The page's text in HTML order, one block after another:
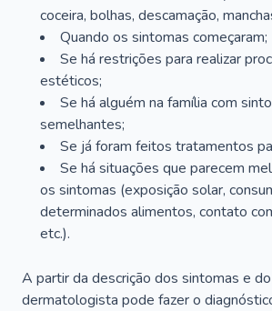
coceira, bolhas, descamação,
Quando os sintomas começaram;
Se há restrições para realizar
estéticos;
Se há alguém na família com
semelhantes;
Se já foram feitos tratamentos
Se há situações que parecem
os sintomas (exposição solar,
determinados alimentos, contato
etc.).
A partir da descrição dos sintomas e
dermatologista pode fazer o